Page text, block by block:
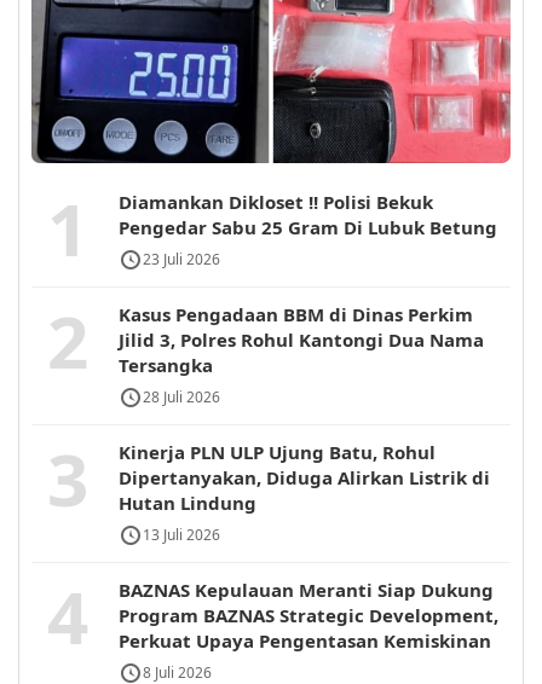
1
Diamankan Dikloset !! Polisi Bekuk
Pengedar Sabu 25 Gram Di Lubuk Betung
23 Juli 2026
2
Kasus Pengadaan BBM di Dinas Perkim
Jilid 3, Polres Rohul Kantongi Dua Nama
Tersangka
28 Juli 2026
3
Kinerja PLN ULP Ujung Batu, Rohul
Dipertanyakan, Diduga Alirkan Listrik di
Hutan Lindung
13 Juli 2026
4
BAZNAS Kepulauan Meranti Siap Dukung
Program BAZNAS Strategic Development,
Perkuat Upaya Pengentasan Kemiskinan
8 Juli 2026